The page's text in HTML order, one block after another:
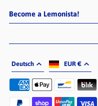
Become a Lemonista!
Deutsch EUR €